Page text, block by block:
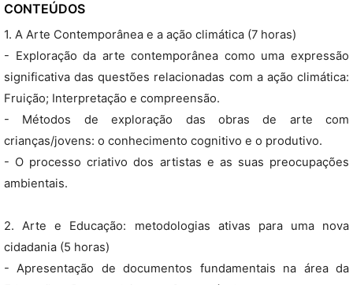
CONTEÚDOS
1. A Arte Contemporânea e a ação climática (7 horas)
- Exploração da arte contemporânea como uma expressão
significativa das questões relacionadas com a ação climática:
Fruição; Interpretação e compreensão.
- Métodos de exploração das obras de arte com
crianças/jovens: o conhecimento cognitivo e o produtivo.
- O processo criativo dos artistas e as suas preocupações
ambientais.
2. Arte e Educação: metodologias ativas para uma nova
cidadania (5 horas)
- Apresentação de documentos fundamentais na área da